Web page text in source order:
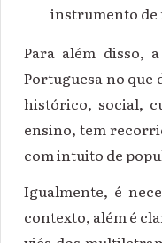
instrumento de
Para além disso,
Portuguesa no que
histórico, social,
ensino, tem
com intuito de
Igualmente, é
contexto, além é